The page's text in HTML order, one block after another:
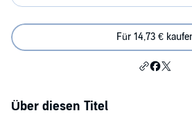
Für 14,73 €
Über diesen Titel